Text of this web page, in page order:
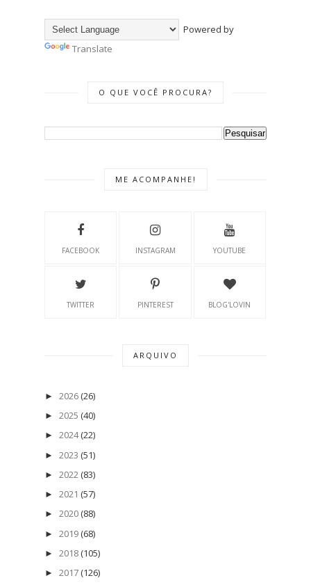
Powered by
Translate
O QUE VOCÊ PROCURA?
ME ACOMPANHE!
FACEBOOK INSTAGRAM YOUTUBE
TWITTER PINTEREST BLOG'LOVIN
ARQUIVO
► 2026 (26)
► 2025 (40)
► 2024 (22)
► 2023 (51)
► 2022 (83)
► 2021 (57)
► 2020 (88)
► 2019 (68)
► 2018 (105)
► 2017 (126)